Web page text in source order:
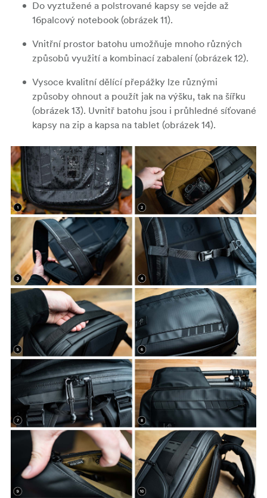
Do vyztužené a polstrované kapsy se vejde až
16palcový notebook (obrázek 11).
Vnitřní prostor batohu umožňuje mnoho různých
způsobů využití a kombinací zabalení (obrázek 12).
Vysoce kvalitní dělící přepážky lze různými
způsoby ohnout a použít jak na výšku, tak na šířku
(obrázek 13). Uvnitř batohu jsou i průhledné síťované
kapsy na zip a kapsa na tablet (obrázek 14).